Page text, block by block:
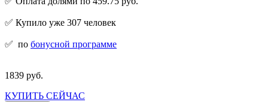
✅ Купило уже 307 человек
✅ по бонусной программе
1839 руб.
КУПИТЬ СЕЙЧАС